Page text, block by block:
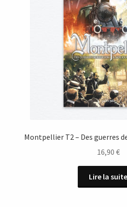
Montpellier T2 – Des guerres
16,90 €
Lire la suite